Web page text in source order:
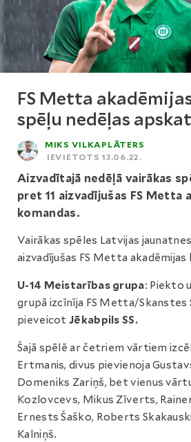
FS Metta
spēļu nedēļas
MIKS VILKAPLĀTERS
IEVIETOTS 13.06.22.
Aizvadītajā nedēļā vairākas
pret 11 aizvadījušas FS Metta
komandas.
Vairākas spēles Latvijas
aizvadījušas FS Metta akadēmijas
U-14 Meistarības grupa: Piekto
grupā izcīnīja FS Metta/Skanstes
pieveicot Jēkabpils SS.
Šajā spēlē ar četriem vārtiem
Ertmanis, divus pievienoja
Domeniks Zariņš, bet vienus
Kozlovcevs, Mikus Zīverts,
Ernests Šaško, Roberts
Kalniņš.